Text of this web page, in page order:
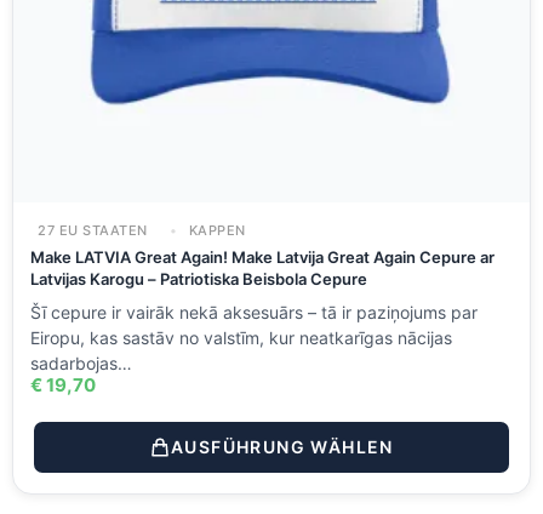
27 EU STAATEN KAPPEN
Make LATVIA Great Again! Make Latvija Great Again Cepure ar
Latvijas Karogu – Patriotiska Beisbola Cepure
Šī cepure ir vairāk nekā aksesuārs – tā ir paziņojums par
Eiropu, kas sastāv no valstīm, kur neatkarīgas nācijas
sadarbojas…
€19,70
AUSFÜHRUNG WÄHLEN